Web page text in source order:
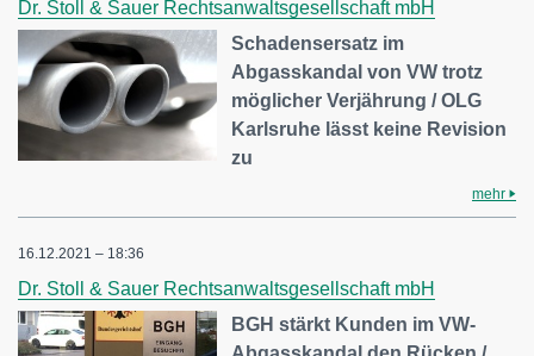
Dr. Stoll & Sauer Rechtsanwaltsgesellschaft mbH
Schadensersatz im
Abgasskandal von VW trotz
möglicher Verjährung / OLG
Karlsruhe lässt keine Revision
zu
mehr
16.12.2021 – 18:36
Dr. Stoll & Sauer Rechtsanwaltsgesellschaft mbH
BGH stärkt Kunden im VW-